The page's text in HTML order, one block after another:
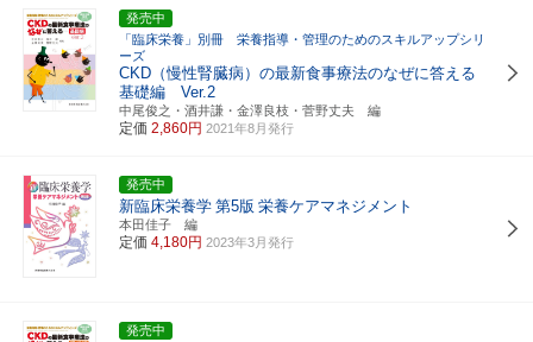
発売中
「臨床栄養」別冊 栄養指導・管理のためのスキルアップシリ
ーズ
CKD（慢性腎臓病）の最新食事療法のなぜに答える
基礎編 Ver.2
中尾俊之・酒井謙・金澤良枝・菅野丈夫 編
定価 2,860円 2021年8月発行
発売中
新臨床栄養学 第5版 栄養ケアマネジメント
本田佳子 編
定価 4,180円 2023年3月発行
発売中